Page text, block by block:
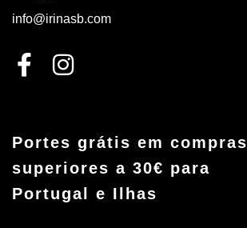
info@irinasb.com
Portes grátis em compras
superiores a 30€ para
Portugal e Ilhas